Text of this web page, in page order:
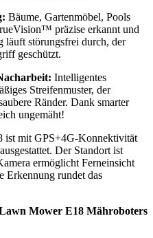
Bäume, Gartenmöbel, Pools
präzise erkannt und
läuft störungsfrei durch, der
geschützt.
Intelligentes
Streifenmuster, der
Ränder. Dank smarter
ungemäht!
ist mit GPS+4G-Konnektivität
Der Standort ist
ermöglicht Ferneinsicht
Erkennung rundet das
Mower E18 Mähroboters